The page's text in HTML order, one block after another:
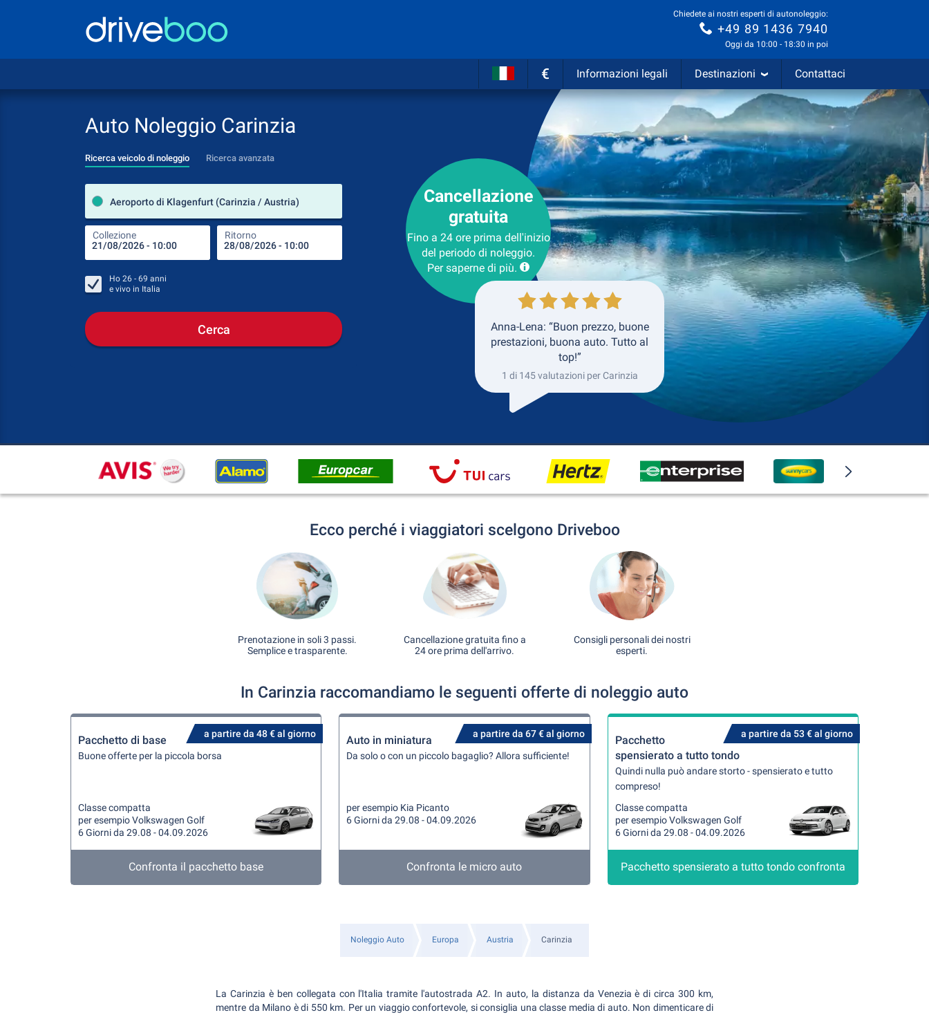
Chiedete ai nostri esperti di autonoleggio:
+49 89 1436 7940
Oggi da 10:00 - 18:30 in poi
€ Informazioni legali Destinazioni Contattaci
Auto Noleggio Carinzia
Ricerca veicolo di noleggio Ricerca avanzata
Aeroporto di Klagenfurt (Carinzia / Austria)
Collezione Ritorno
Luogo del noleggio
Luogo di ritorno
Ritorno
Ho 26 - 69 anni
e vivo in Italia
Cerca
Cancellazione
gratuita
Fino a 24 ore prima dell'inizio
del periodo di noleggio.
Per saperne di più.
Anna-Lena: “Buon prezzo, buone
prestazioni, buona auto. Tutto al
top!”
1 di 145 valutazioni per Carinzia
Ecco perché i viaggiatori scelgono Driveboo
Prenotazione in soli 3 passi.
Semplice e trasparente.
Cancellazione gratuita fino a
24 ore prima dell'arrivo.
Consigli personali dei nostri
esperti.
In Carinzia raccomandiamo le seguenti offerte di noleggio auto
a partire da 48 € al giorno
Pacchetto di base
Buone offerte per la piccola borsa
Classe compatta
per esempio Volkswagen Golf
6 Giorni da 29.08 - 04.09.2026
Confronta il pacchetto base
a partire da 67 € al giorno
Auto in miniatura
Da solo o con un piccolo bagaglio? Allora sufficiente!
per esempio Kia Picanto
6 Giorni da 29.08 - 04.09.2026
Confronta le micro auto
a partire da 53 € al giorno
Pacchetto
spensierato a tutto tondo
Quindi nulla può andare storto - spensierato e tutto
compreso!
Classe compatta
per esempio Volkswagen Golf
6 Giorni da 29.08 - 04.09.2026
Pacchetto spensierato a tutto tondo confronta
Noleggio Auto Europa Austria Carinzia
La Carinzia è ben collegata con l'Italia tramite l'autostrada A2. In auto, la distanza da Venezia è di circa 300 km,
mentre da Milano è di 550 km. Per un viaggio confortevole, si consiglia una classe media di auto. Non dimenticare di